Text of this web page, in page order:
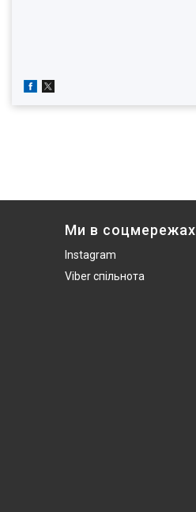
Ми в соцмережах
Instagram
Viber спільнота